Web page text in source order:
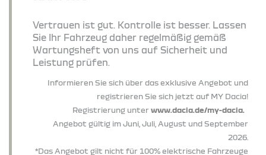
Vertrauen ist gut. Kontrolle ist besser. Lassen
Sie Ihr Fahrzeug daher regelmäßig gemäß
Wartungsheft von uns auf Sicherheit und
Leistung prüfen.
Informieren Sie sich über das exklusive Angebot und
registrieren Sie sich jetzt auf MY Dacia!
Registrierung unter www.dacia.de/my-dacia.
Angebot gültig im Juni, Juli, August und September
2026.
*Das Angebot gilt nicht für 100% elektrische Fahrzeuge